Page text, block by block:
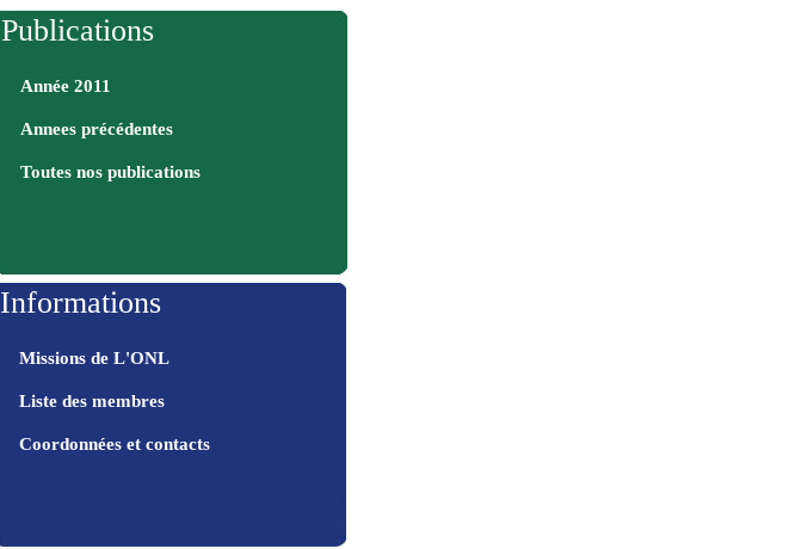
Publications
Année 2011
Annees précédentes
Toutes nos publications
Informations
Missions de L'ONL
Liste des membres
Coordonnées et contacts